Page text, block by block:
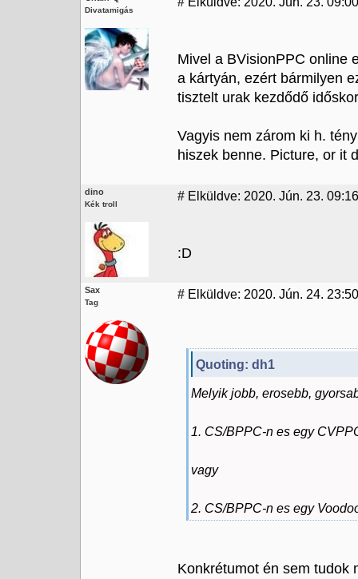
Divatamigás
Mivel a BVisionPPC online
a kártyán, ezért bármilyen
tisztelt urak kezdődő
Vagyis nem zárom ki h.
hiszek benne. Picture, or it
dino
Kék troll
# Elküldve: 2020. Jún. 23. 09:16
:D
Sax
Tag
# Elküldve: 2020. Jún. 24. 23:50
Quoting: dh1
Melyik jobb, erosebb,
1. CS/BPPC-n es egy
vagy
2. CS/BPPC-n es egy
Konkrétumot én sem tudok